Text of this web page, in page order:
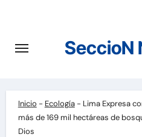
contenido
SeccioN
Inicio - Ecología- Lima Expresa
más de 169 mil hectáreas de
Dios